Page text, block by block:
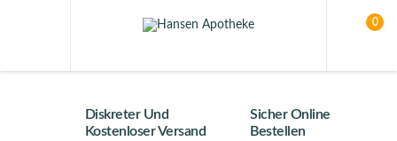
0
Diskreter Und
Kostenloser Versand
Sicher Online
Bestellen